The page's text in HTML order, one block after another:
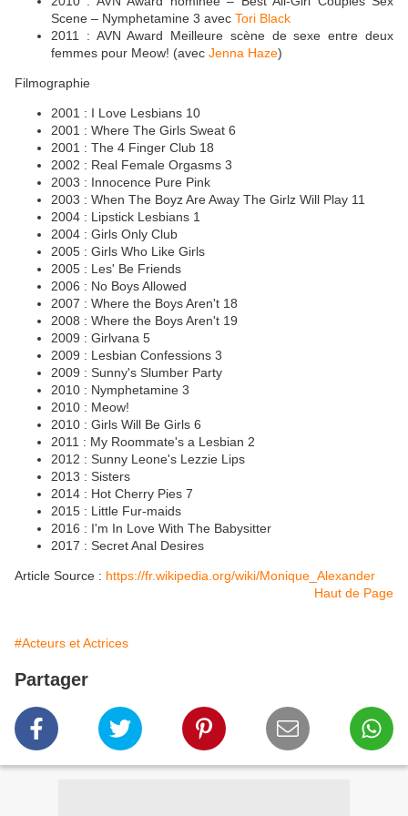
Scene – Nymphetamine 3 avec Tori Black
2011 : AVN Award Meilleure scène de sexe entre deux
femmes pour Meow! (avec Jenna Haze)
Filmographie
2001 : I Love Lesbians 10
2001 : Where The Girls Sweat 6
2001 : The 4 Finger Club 18
2002 : Real Female Orgasms 3
2003 : Innocence Pure Pink
2003 : When The Boyz Are Away The Girlz Will Play 11
2004 : Lipstick Lesbians 1
2004 : Girls Only Club
2005 : Girls Who Like Girls
2005 : Les' Be Friends
2006 : No Boys Allowed
2007 : Where the Boys Aren't 18
2008 : Where the Boys Aren't 19
2009 : Girlvana 5
2009 : Lesbian Confessions 3
2009 : Sunny's Slumber Party
2010 : Nymphetamine 3
2010 : Meow!
2010 : Girls Will Be Girls 6
2011 : My Roommate's a Lesbian 2
2012 : Sunny Leone's Lezzie Lips
2013 : Sisters
2014 : Hot Cherry Pies 7
2015 : Little Fur-maids
2016 : I'm In Love With The Babysitter
2017 : Secret Anal Desires
Article Source : https://fr.wikipedia.org/wiki/Monique_Alexander
Haut de Page
#Acteurs et Actrices
Partager